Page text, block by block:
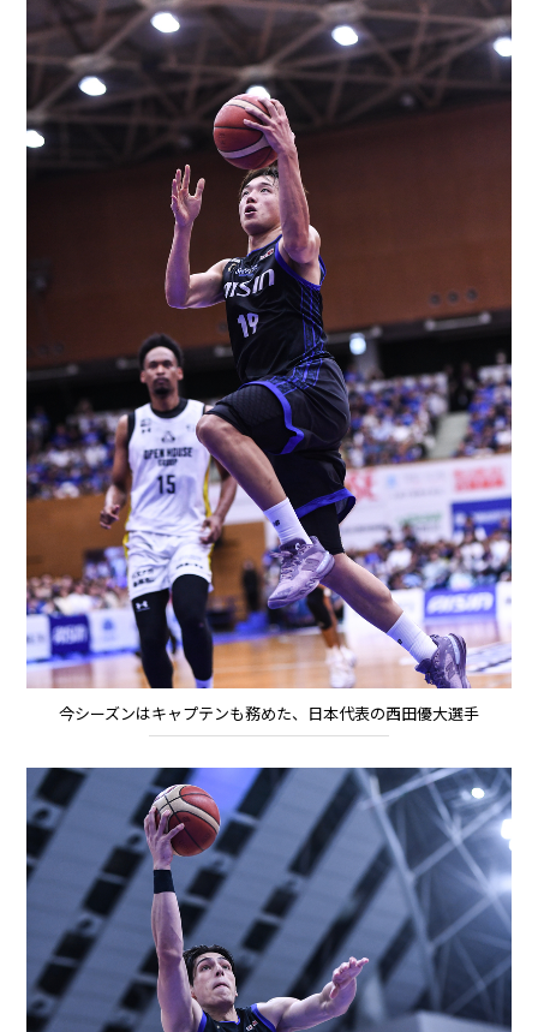
今シーズンはキャプテンも務めた、日本代表の西田優大選手